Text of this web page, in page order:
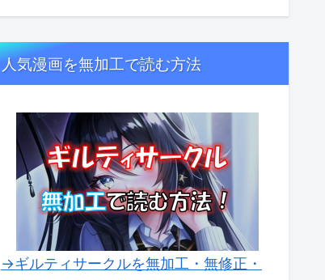
人気漫画を無加工で読む方法
→ギルティサークルを無加工・無修正・